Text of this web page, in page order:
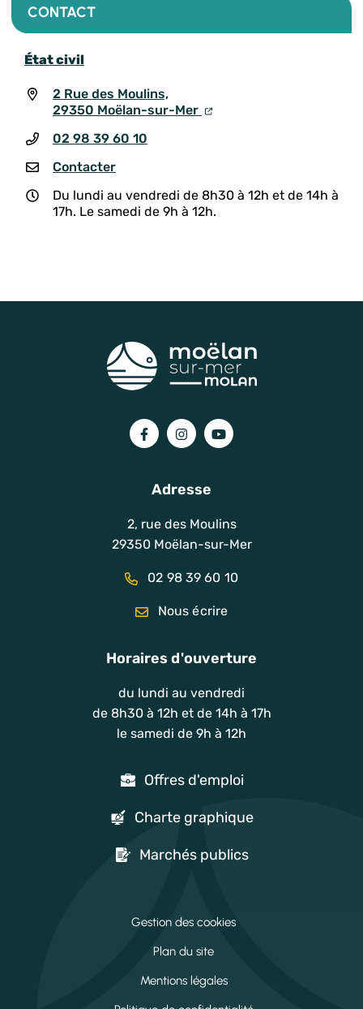
CONTACT
État civil
2 Rue des Moulins,
29350 Moëlan-sur-Mer
02 98 39 60 10
Contacter
Du lundi au vendredi de 8h30 à 12h et de 14h à
17h. Le samedi de 9h à 12h.
Lien vers le compte Facebook
Lien vers le compte Instagram
Lien vers la chaîne
Adresse
2, rue des Moulins
29350 Moëlan-sur-Mer
02 98 39 60 10
Nous écrire
Horaires d'ouverture
du lundi au vendredi
de 8h30 à 12h et de 14h à 17h
le samedi de 9h à 12h
Offres d'emploi
Charte graphique
Marchés publics
Gestion des cookies
Plan du site
Mentions légales